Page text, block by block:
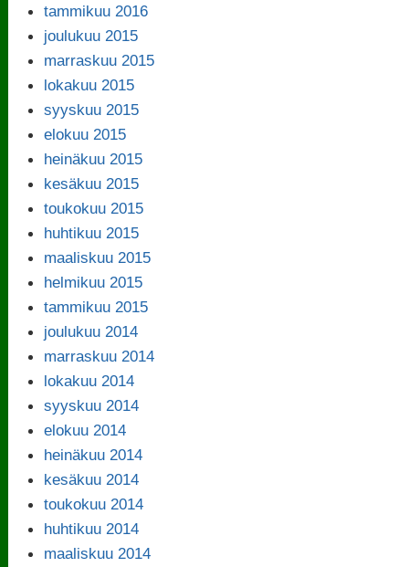
tammikuu 2016
joulukuu 2015
marraskuu 2015
lokakuu 2015
syyskuu 2015
elokuu 2015
heinäkuu 2015
kesäkuu 2015
toukokuu 2015
huhtikuu 2015
maaliskuu 2015
helmikuu 2015
tammikuu 2015
joulukuu 2014
marraskuu 2014
lokakuu 2014
syyskuu 2014
elokuu 2014
heinäkuu 2014
kesäkuu 2014
toukokuu 2014
huhtikuu 2014
maaliskuu 2014